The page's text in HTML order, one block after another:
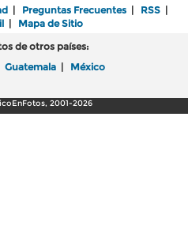
| Preguntas Frecuentes | RSS |
| Mapa de Sitio
de otros países:
Guatemala | México
2001-2026